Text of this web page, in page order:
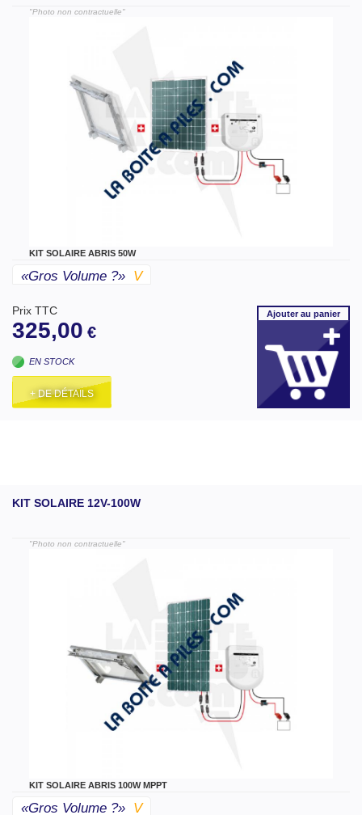
"Photo non contractuelle"
KIT SOLAIRE ABRIS 50W
«gros Volume ?» V
Prix TTC
325,00 €
EN STOCK
+ DE DÉTAILS
Ajouterau panier
KIT SOLAIRE 12V-100W
"Photo non contractuelle"
KIT SOLAIRE ABRIS 100W MPPT
«gros Volume ?» V